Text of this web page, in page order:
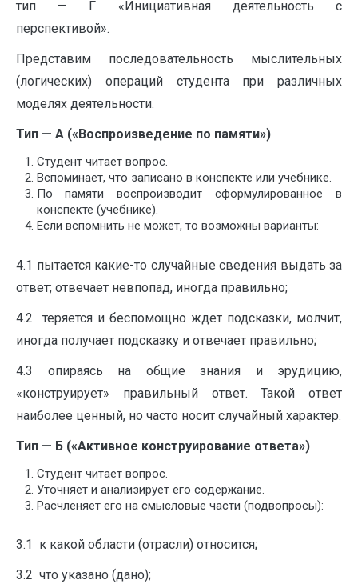
тип — Г «Инициативная деятельность с
перспективой».
Представим последовательность мыслительных
(логических) операций студента при различных
моделях деятельности.
Тип — А («Воспроизведение по памяти»)
Студент читает вопрос.
Вспоминает, что записано в конспекте или учебнике.
По памяти воспроизводит сформулированное в
конспекте (учебнике).
Если вспомнить не может, то возможны варианты:
4.1 пытается какие-то случайные сведения выдать за
ответ; отвечает невпопад, иногда правильно;
4.2 теряется и беспомощно ждет подсказки, молчит,
иногда получает подсказку и отвечает правильно;
4.3 опираясь на общие знания и эрудицию,
«конструирует» правильный ответ. Такой ответ
наиболее ценный, но часто носит случайный характер.
Тип — Б («Активное конструирование ответа»)
Студент читает вопрос.
Уточняет и анализирует его содержание.
Расчленяет его на смысловые части (подвопросы):
3.1 к какой области (отрасли) относится;
3.2 что указано (дано);